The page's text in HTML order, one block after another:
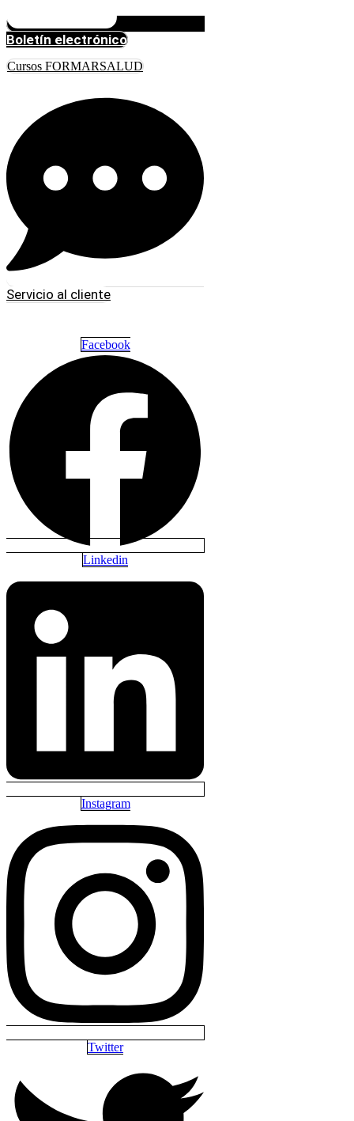
Boletín electrónico
Cursos FORMARSALUD
Servicio al cliente
Facebook
Linkedin
Instagram
Twitter